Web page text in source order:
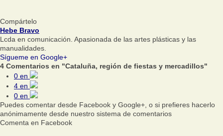
Compártelo
Hebe Bravo
Lcda en comunicación. Apasionada de las artes plásticas y las
manualidades.
Sígueme en Google+
4 Comentarios en "Cataluña, región de fiestas y mercadillos"
0 en
4 en
0 en
Puedes comentar desde Facebook y Google+, o si prefieres hacerlo
anónimamente desde nuestro sistema de comentarios
Comenta en Facebook